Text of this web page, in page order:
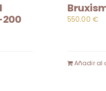
550.00 €
Añadir al